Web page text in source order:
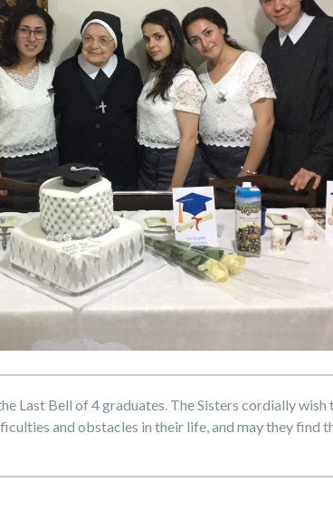
Last Bell of 4 graduates. The Sisters cordially wish
and obstacles in their life, and may they find